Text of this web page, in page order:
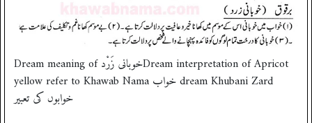
Dream meaning of خوبانی زَرْدDream interpretation of Apricot
yellow refer to Khawab Nama خواب dream Khubani Zard
خوابوں کی تعبیر